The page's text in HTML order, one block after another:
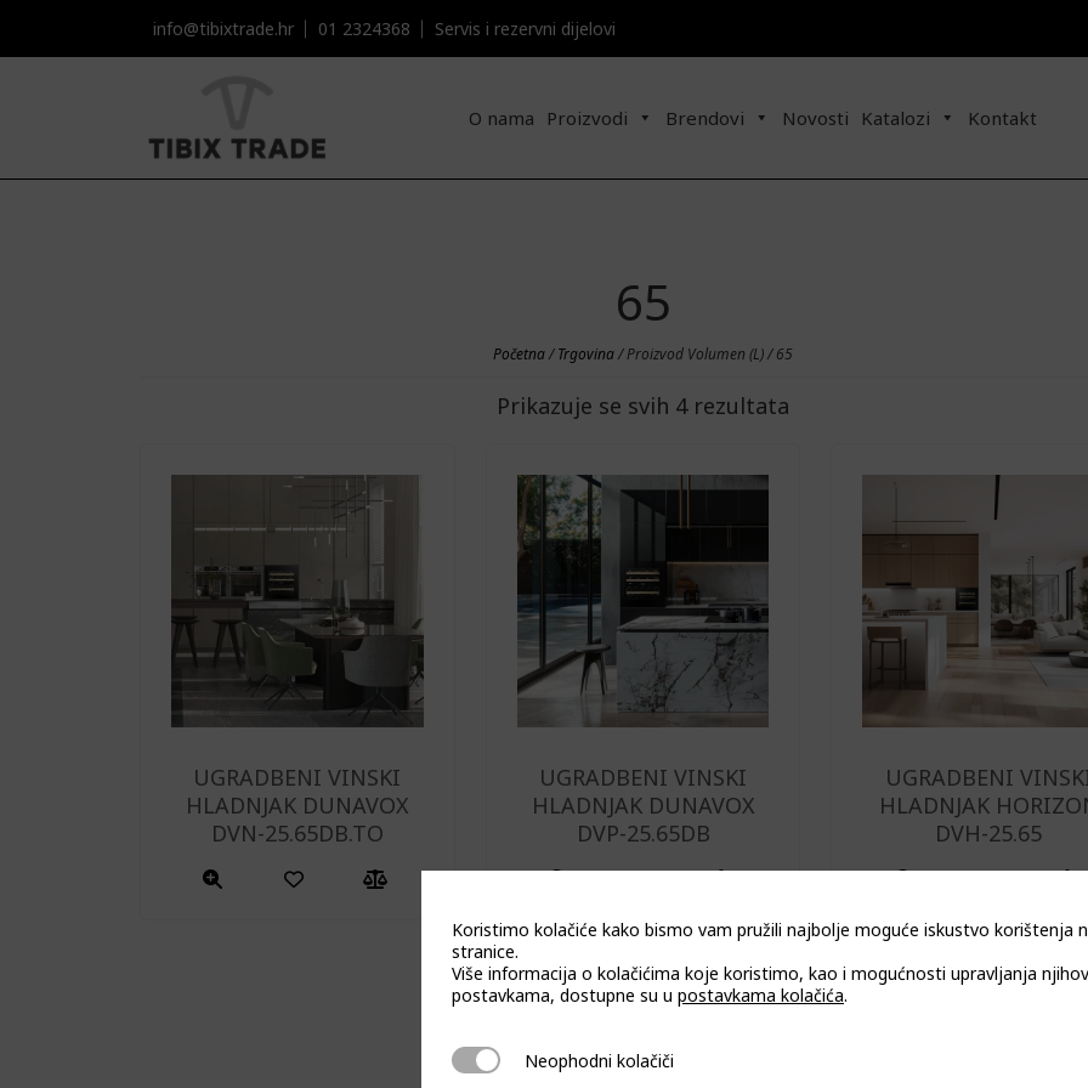
info@tibixtrade.hr 01 2324368 Servis i rezervni dijelovi​​
O nama Proizvodi Brendovi Novosti Katalozi Kontakt
65
Početna/Trgovina/ Proizvod Volumen (L) / 65
Prikazuje se svih 4 rezultata
UGRADBENI VINSKI
HLADNJAK DUNAVOX
DVN-25.65DB.TO
UGRADBENI VINSKI
HLADNJAK DUNAVOX
DVP-25.65DB
UGRADBENI
HLADNJAK
DVH-25.65
Ovaj
ima
više
Koristimo kolačiće kako bismo vam pružili najbolje moguće iskustvo korištenja
stranice.
Više informacija o kolačićima koje koristimo, kao i mogućnosti upravljanja
postavkama, dostupne su u postavkama kolačića.
Neophodni kolačiči
Neophodni kolačiči